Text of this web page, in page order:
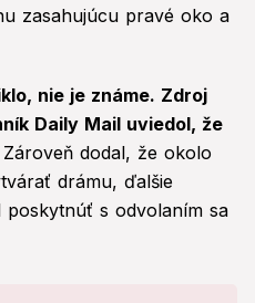
zasahujúcu pravé oko a
nie je známe. Zdroj
Daily Mail uviedol, že
Zároveň dodal, že okolo
drámu, ďalšie
poskytnúť s odvolaním sa